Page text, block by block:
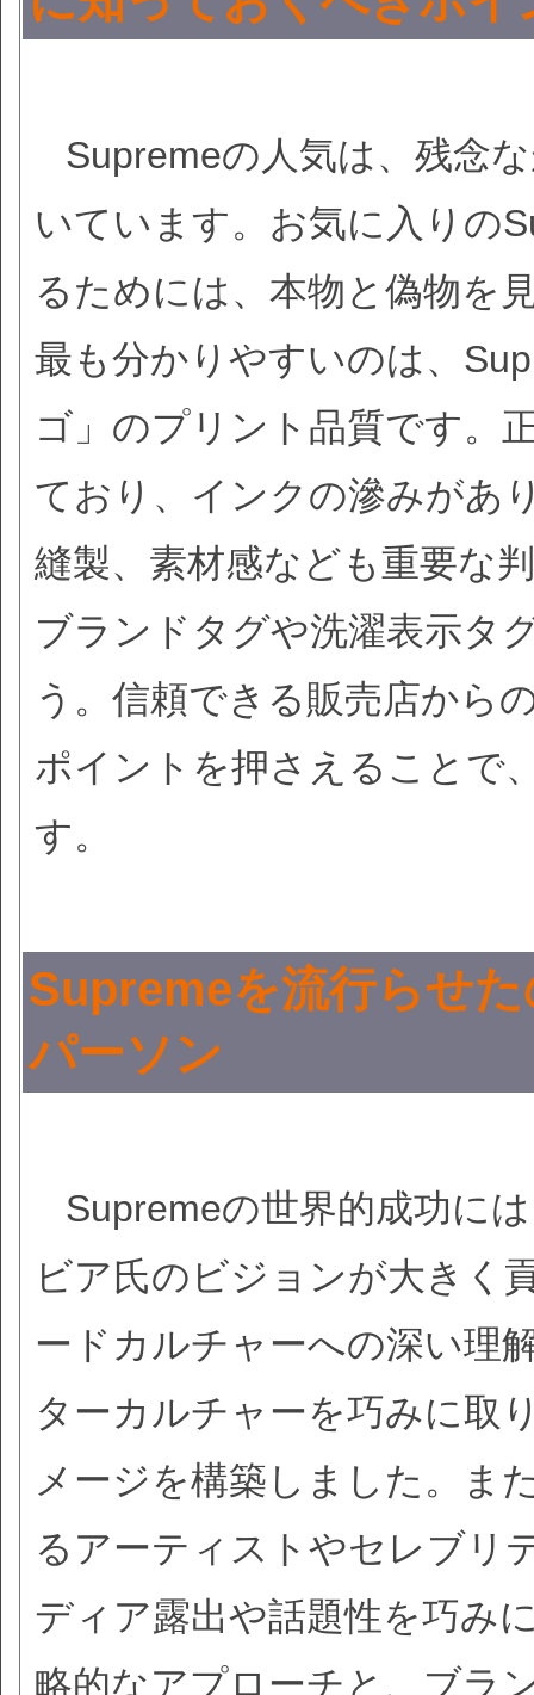
Supremeの人気は、残念
いています。お気に入りの
るためには、本物と偽物を
最も分かりやすいのは、
ゴ」のプリント品質です。
ており、インクの滲みがあ
縫製、素材感なども重要な
ブランドタグや洗濯表示タ
う。信頼できる販売店から
ポイントを押さえることで
す。
Supremeを流行らせ
パーソン
Supremeの世界的成功に
ビア氏のビジョンが大きく
ードカルチャーへの深い理
ターカルチャーを巧みに取
メージを構築しました。ま
るアーティストやセレブリ
ディア露出や話題性を巧み
略的なアプローチと、ブラ